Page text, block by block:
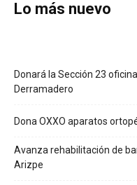
Lo más nuevo
Donará la Sección 23
Derramadero
Dona OXXO aparatos
Avanza rehabilitación de
Arizpe